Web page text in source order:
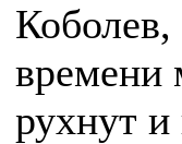
Коболев,
времени
рухнут и